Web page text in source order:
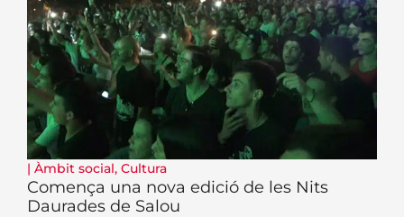
| Àmbit social, Cultura
Comença una nova edició de les Nits
Daurades de Salou